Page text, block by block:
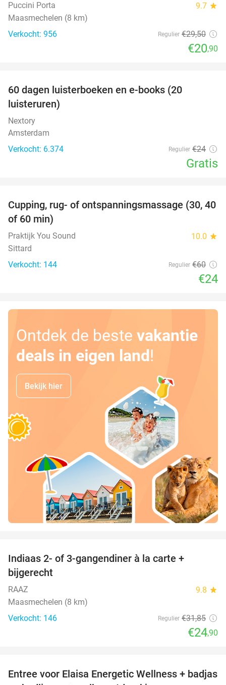
Puccini Porta 9.7 star
Maasmechelen (8 km)
Verkocht: 956
Regulier €29,50
€20,90
60 dagen luisterboeken en e-books (20
luisteruren)
Nextory
Amsterdam
Verkocht: 6.374
Regulier €24
Gratis
60%
Cupping, rug- of ontspanningsmassage (30, 40
of 60 min)
Praktijk You Sound 10.0 star
Sittard
Verkocht: 144
Regulier €60
€24
Ontdek de beste vakantie
deals in eigen land!
Bekijk hier
Indiaas 2- of 3-gangendiner à la carte +
bijgerecht
RAAZ 9.8 star
Maasmechelen (8 km)
Verkocht: 146
Regulier €31,85
€24,90
34%
Entree voor Elaisa Energetic Wellness + badjas